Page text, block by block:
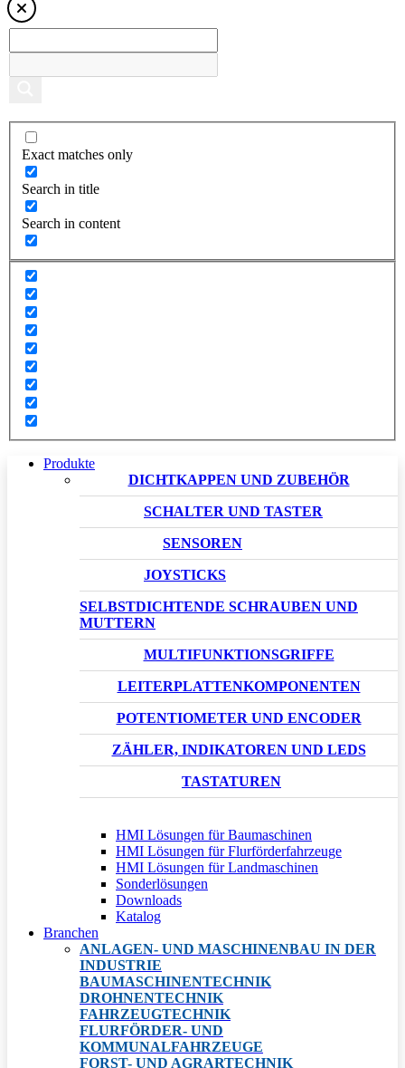
Exact matches only
Search in title
Search in content
Produkte
DICHTKAPPEN UND ZUBEHÖR
SCHALTER UND TASTER
SENSOREN
JOYSTICKS
SELBSTDICHTENDE SCHRAUBEN UND
MUTTERN
MULTIFUNKTIONSGRIFFE
LEITERPLATTENKOMPONENTEN
POTENTIOMETER UND ENCODER
ZÄHLER, INDIKATOREN UND LEDS
TASTATUREN
HMI Lösungen für Baumaschinen
HMI Lösungen für Flurförderfahrzeuge
HMI Lösungen für Landmaschinen
Sonderlösungen
Downloads
Katalog
Branchen
ANLAGEN- UND MASCHINENBAU IN DER
INDUSTRIE
BAUMASCHINENTECHNIK
DROHNENTECHNIK
FAHRZEUGTECHNIK
FLURFÖRDER- UND
KOMMUNALFAHRZEUGE
FORST- UND AGRARTECHNIK